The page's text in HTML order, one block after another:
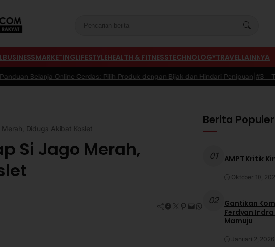
BUSINESSMARKETINGLIFESTYLEHEALTH & FITNESSTECHNOLOGYTRAVELLAINNYA
Online Cerdas: Pilih Produk dengan Bijak dan Hindari Penipuan|#3 -Tips Memilih
Diduga Akibat Koslet
Si Jago Merah,
Facebook Twitter Pinterest Mail WhatsApp
Berita Populer
01 AMPT Kritik
Oktober 10,
02
Gantikan
Ferdyan
Mamuju
Januari 2, 2026